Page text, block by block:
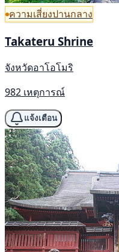
ความเสี่ยงปานกลาง
Takateru Shrine
จังหวัดอาโอโมริ
982 เหตุการณ์
แจ้งเตือน